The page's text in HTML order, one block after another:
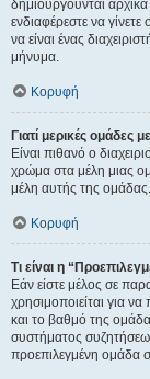
δημιουργούνται
ενδιαφέρεστε να
να είναι ένας
μήνυμα.
Κορυφή
Γιατί μερικές ομάδες
Είναι πιθανό ο
χρώμα στα μέλη μιας
μέλη αυτής της ομάδας.
Κορυφή
Τι είναι η
Εάν είστε μέλος σε
χρησιμοποιείται για
και το βαθμό της
συστήματος
προεπιλεγμένη ομάδα